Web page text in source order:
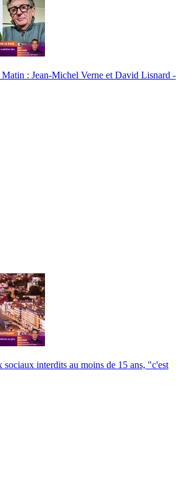
: Jean-Michel Verne et David Lisnard -
sociaux interdits au moins de 15 ans, "c'est